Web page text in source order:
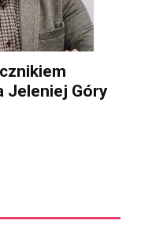
Jeleniej Góry